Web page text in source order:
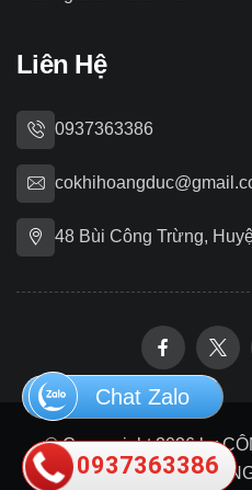
Liên Hệ
0937363386
48 Bùi Công Trừng,
© Copywright 2026 by
Chat Zalo
0937363386